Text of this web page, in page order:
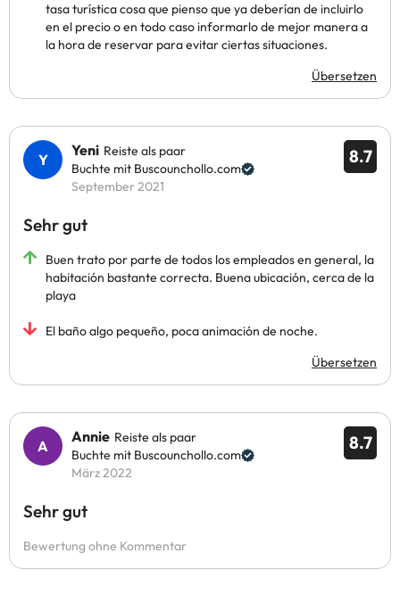
tasa turística cosa que pienso que ya deberían de incluirlo
en el precio o en todo caso informarlo de mejor manera a
la hora de reservar para evitar ciertas situaciones.
Übersetzen
8.7
Yeni Reiste als paar
Buchte mit Buscounchollo.com
September 2021
Sehr gut
Buen trato por parte de todos los empleados en general, la
habitación bastante correcta. Buena ubicación, cerca de la
playa
El baño algo pequeño, poca animación de noche.
Übersetzen
8.7
Annie Reiste als paar
Buchte mit Buscounchollo.com
März 2022
Sehr gut
Bewertung ohne Kommentar